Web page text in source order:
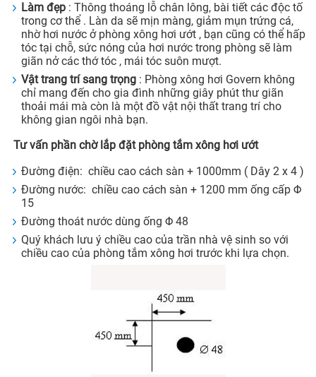
Làm đẹp : Thông thoáng lỗ chân lông, bài tiết các độc tố
trong cơ thể . Làn da sẽ mịn màng, giảm mụn trứng cá,
nhờ hơi nước ở phòng xông hơi ướt , bạn cũng có thể hấp
tóc tại chỗ, sức nóng của hơi nước trong phòng sẽ làm
giãn nở các thớ tóc , mái tóc suôn mượt.
Vật trang trí sang trọng : Phòng xông hơi Govern không
chỉ mang đến cho gia đình những giây phút thư giãn
thoải mái mà còn là một đồ vật nội thất trang trí cho
không gian ngôi nhà bạn.
Tư vấn phần chờ lắp đặt phòng tắm xông hơi ướt
Đường điện: chiều cao cách sàn + 1000mm ( Dây 2 x 4 )
Đường nước: chiều cao cách sàn + 1200 mm ống cấp Φ
15
Đường thoát nước dùng ống Φ 48
Quý khách lưu ý chiều cao của trần nhà vệ sinh so với
chiều cao của phòng tắm xông hơi trước khi lựa chọn.